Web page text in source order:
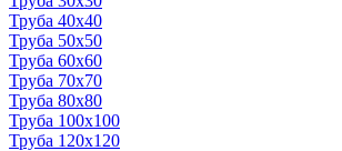
Труба 40x40
Труба 50x50
Труба 60x60
Труба 70x70
Труба 80x80
Труба 100x100
Труба 120x120